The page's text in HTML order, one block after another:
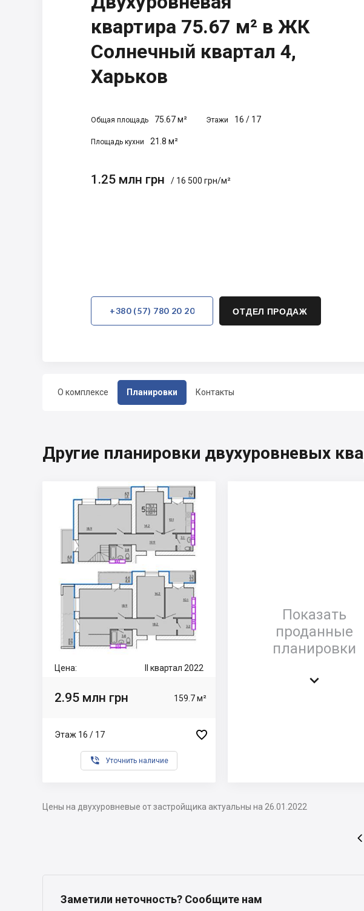
О комплексе Планировки Контакты
квартира 75.67 м² в ЖК
Солнечный квартал 4,
Харьков
Общая площадь 75.67 м² Этажи 16 / 17
Площадь кухни 21.8 м²
1.25 млн грн / 16 500 грн/м²
+380 (57) 780 20 20 ОТДЕЛ ПРОДАЖ
Другие планировки двухуровневых
Цена: II квартал 2022
2.95 млн грн 159.7 м²
Этаж 16 / 17 
 Уточнить наличие
Показать
проданные
планировки

Цены на двухуровневые от застройщика актуальны на 26.01.2022

Заметили неточность? Сообщите нам